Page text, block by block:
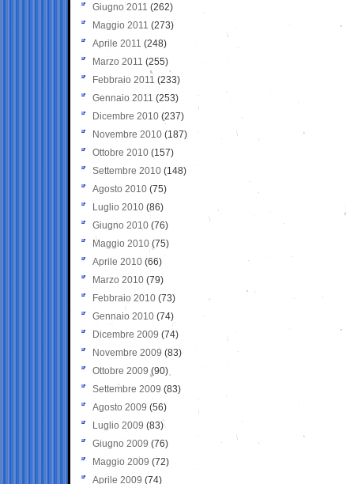
Giugno 2011 (262)
Maggio 2011 (273)
Aprile 2011 (248)
Marzo 2011 (255)
Febbraio 2011 (233)
Gennaio 2011 (253)
Dicembre 2010 (237)
Novembre 2010 (187)
Ottobre 2010 (157)
Settembre 2010 (148)
Agosto 2010 (75)
Luglio 2010 (86)
Giugno 2010 (76)
Maggio 2010 (75)
Aprile 2010 (66)
Marzo 2010 (79)
Febbraio 2010 (73)
Gennaio 2010 (74)
Dicembre 2009 (74)
Novembre 2009 (83)
Ottobre 2009 (90)
Settembre 2009 (83)
Agosto 2009 (56)
Luglio 2009 (83)
Giugno 2009 (76)
Maggio 2009 (72)
Aprile 2009 (74)